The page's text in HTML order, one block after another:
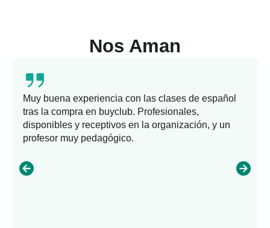
Nos Aman
Muy buena experiencia con las clases de español
tras la compra en buyclub. Profesionales,
disponibles y receptivos en la organización, y un
profesor muy pedagógico.